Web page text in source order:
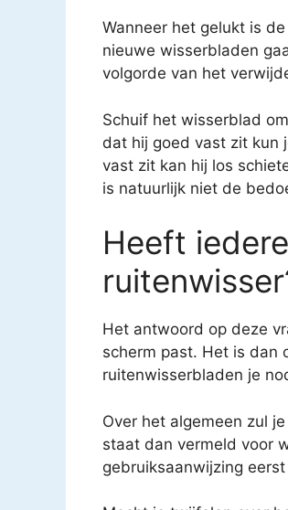
Wanneer het gelukt is
nieuwe wisserbladen
volgorde van het
Schuif het wisserblad
dat hij goed vast zit kun
vast zit kan hij los
is natuurlijk niet de
Heeft
Het antwoord op deze
scherm past. Het is dan
ruitenwisserbladen je
Over het algemeen zul
staat dan vermeld voor
gebruiksaanwijzing